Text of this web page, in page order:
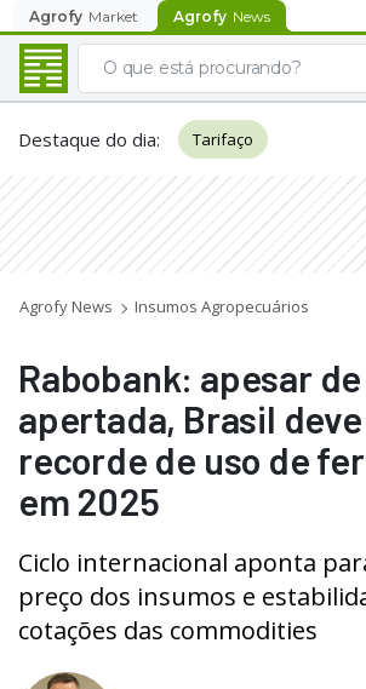
Agrofy Market Agrofy News
Destaque do dia: Tarifaço
Agrofy News Insumos Agropecuários
Rabobank: apesar
apertada, Brasil
recorde de uso de
em 2025
Ciclo internacional aponta
preço dos insumos e
cotações das commodities